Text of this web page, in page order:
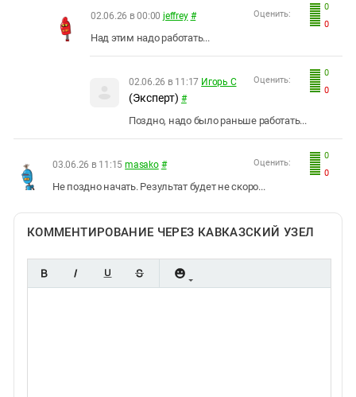
0
0
Оценить:
02.06.26 в 00:00 jeffrey #
Над этим надо работать...
0
0
Оценить:
02.06.26 в 11:17 Игорь С
(Эксперт) #
Поздно, надо было раньше работать...
0
0
Оценить:
03.06.26 в 11:15 masako #
Не поздно начать. Результат будет не скоро...
КОММЕНТИРОВАНИЕ ЧЕРЕЗ КАВКАЗСКИЙ УЗЕЛ